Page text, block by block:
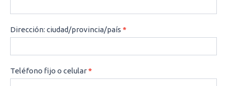
Dirección: ciudad/provincia/país *
Teléfono fijo o celular*